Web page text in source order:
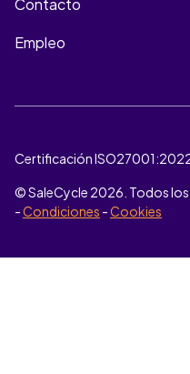
Contacto
Empleo
© SaleCycle 2026 . Todos
-Condiciones -Cookies
Certificación